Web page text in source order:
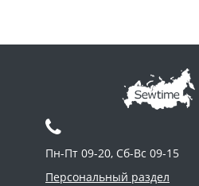
Пн-Пт 09-20, Сб-Вс 09-15
Персональный раздел